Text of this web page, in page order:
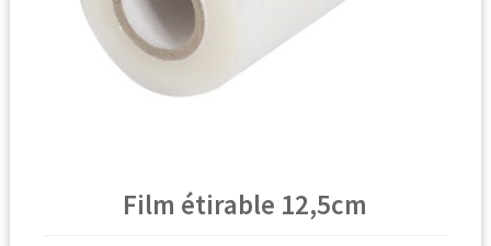
Film étirable 12,5cm